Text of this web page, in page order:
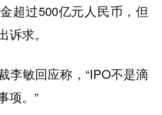
超过500亿元人民币，但
求。
李敏回应称，“IPO不是滴
项。”